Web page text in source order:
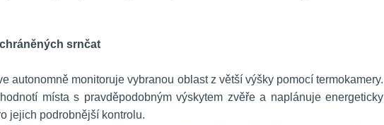
srnčat
autonomně monitoruje vybranou oblast z větší výšky pomocí termokamery.
místa s pravděpodobným výskytem zvěře a naplánuje energeticky
jejich podrobnější kontrolu.